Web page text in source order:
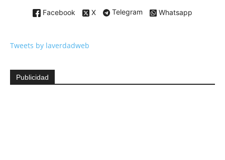
Facebook X Telegram Whatsapp
Tweets by laverdadweb
Publicidad